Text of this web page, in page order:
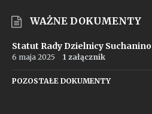
WAŻNE DOKUMENTY
Statut Rady Dzielnicy Suchanino
6 maja 2025 1 załącznik
POZOSTAŁE DOKUMENTY